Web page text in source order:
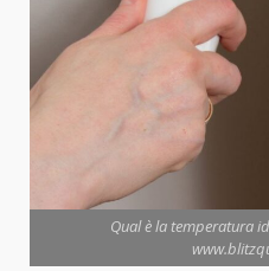
Qual è la temperatura